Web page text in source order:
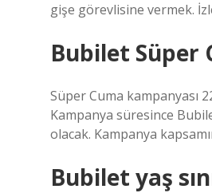
gişe görevlisine vermek.
Bubilet Süper
Süper Cuma kampanyası
Kampanya süresince
olacak. Kampanya
Bubilet yaş